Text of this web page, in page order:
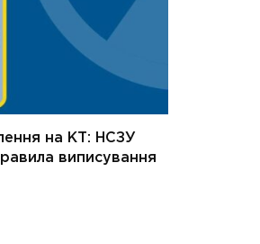
на КТ: НСЗУ
виписування